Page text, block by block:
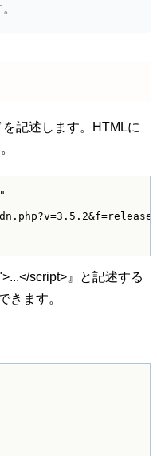
記述します。HTMLに
script>』と記述する
きます。